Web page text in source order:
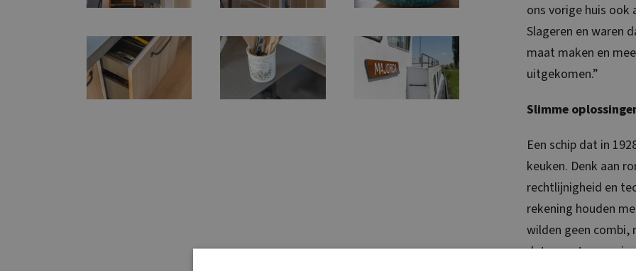
ons vorige huis ook
Slageren en waren
maat maken en
uitgekomen.”
Slimme
Een schip dat in
keuken. Denk aan
rechtlijnigheid en
rekening houden
wilden geen combi,
dat moest er